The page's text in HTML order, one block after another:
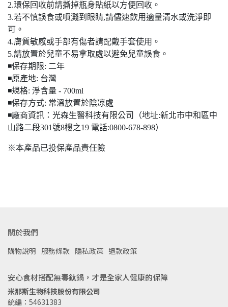
2.環保回收前請撕掉瓶身貼紙以方便回收。
3.若不慎誤食或噴濺到眼睛,請儘速飲用適量清水或洗淨即
可。
4.膚質敏感或手部有傷者請配戴手套使用。
5.請放置於兒童不易拿取處以避免兒童誤食。
◾️保存期限: 二年
◾️原產地: 台灣
◾️規格: 淨含量 - 700ml
◾️保存方式: 常溫放置於陰凉處
◾️廠商資訊：光森生醫科技有限公司（地址:新北市中和區中
山路二段301號8樓之19 電話:0800-678-898）
※本產品已投保產品責任險
關於我們
購物說明 服務條款 隱私政策 退款政策
安心食材搭配無毒鈦鍋，才是全家人健康的保障
米那斯生物科技股份有限公司
統編：54631383